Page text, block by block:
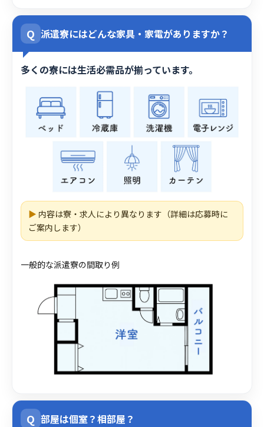
Q 派遣寮にはどんな家具・家電がありますか？
多くの寮には生活必需品が揃っています。
▶ 内容は寮・求人により異なります（詳細は応募時に
ご案内します）
一般的な派遣寮の間取り例
Q 部屋は個室？相部屋？